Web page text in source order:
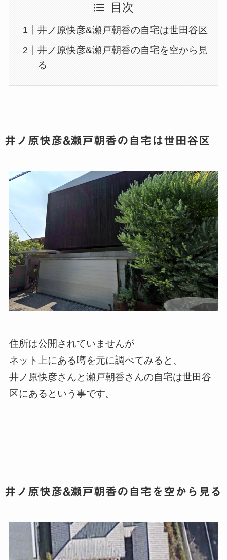
目次
井ノ原快彦&瀬戸朝香の自宅は世田谷区
井ノ原快彦&瀬戸朝香の自宅を空から見
る
井ノ原快彦&瀬戸朝香の自宅は世田谷区
住所は公開されていませんが
ネット上にある噂を元に調べてみると、
井ノ原快彦さんと瀬戸朝香さんの自宅は世田谷
区にあるという事です。
井ノ原快彦&瀬戸朝香の自宅を空から見る